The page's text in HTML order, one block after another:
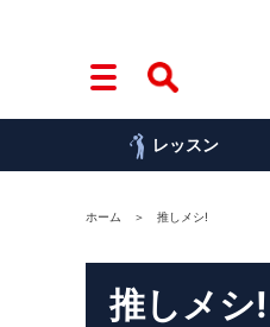
レッスン
ホーム 推しメシ!
推しメシ!